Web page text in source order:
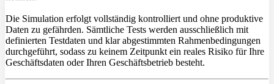
Die Simulation erfolgt vollständig kontrolliert und ohne produktive
Daten zu gefährden. Sämtliche Tests werden ausschließlich mit
definierten Testdaten und klar abgestimmten Rahmenbedingungen
durchgeführt, sodass zu keinem Zeitpunkt ein reales Risiko für Ihre
Geschäftsdaten oder Ihren Geschäftsbetrieb besteht.